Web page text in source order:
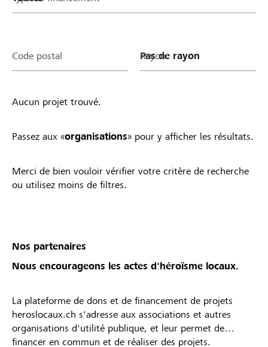
Code postal Rayon
Aucun projet trouvé.
Passez aux «organisations» pour y afficher les résultats.
Merci de bien vouloir vérifier votre critère de recherche
ou utilisez moins de filtres.
Nos partenaires
Nous encourageons les actes d'héroïsme locaux.
La plateforme de dons et de financement de projets
heroslocaux.ch s'adresse aux associations et autres
organisations d'utilité publique, et leur permet de
financer en commun et de réaliser des projets.